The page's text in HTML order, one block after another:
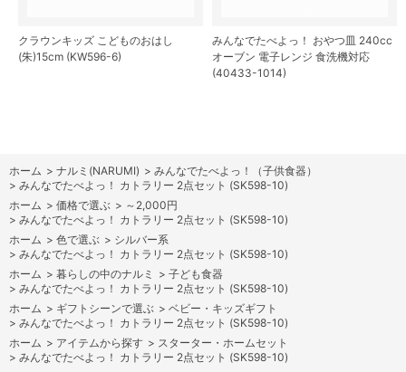
クラウンキッズ こどものおはし
(朱)15cm (KW596-6)
みんなでたべよっ！ おやつ皿 240cc
オーブン 電子レンジ 食洗機対応
(40433-1014)
ホーム > ナルミ(NARUMI) > みんなでたべよっ！（子供食器）
> みんなでたべよっ！ カトラリー 2点セット (SK598-10)
ホーム > 価格で選ぶ > ～2,000円
> みんなでたべよっ！ カトラリー 2点セット (SK598-10)
ホーム > 色で選ぶ > シルバー系
> みんなでたべよっ！ カトラリー 2点セット (SK598-10)
ホーム > 暮らしの中のナルミ > 子ども食器
> みんなでたべよっ！ カトラリー 2点セット (SK598-10)
ホーム > ギフトシーンで選ぶ > ベビー・キッズギフト
> みんなでたべよっ！ カトラリー 2点セット (SK598-10)
ホーム > アイテムから探す > スターター・ホームセット
> みんなでたべよっ！ カトラリー 2点セット (SK598-10)